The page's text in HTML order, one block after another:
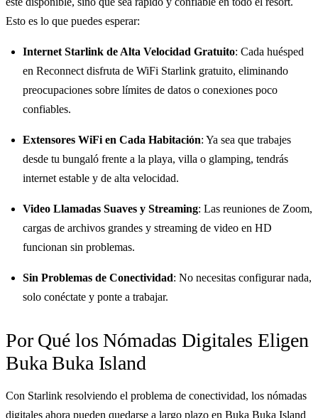
Esto es lo que puedes esperar:
Internet Starlink de Alta Velocidad Gratuito: Cada huésped
en Reconnect disfruta de WiFi Starlink gratuito, eliminando
preocupaciones sobre límites de datos o conexiones poco
confiables.
Extensores WiFi en Cada Habitación: Ya sea que trabajes
desde tu bungaló frente a la playa, villa o glamping, tendrás
internet estable y de alta velocidad.
Video Llamadas Suaves y Streaming: Las reuniones de Zoom,
cargas de archivos grandes y streaming de video en HD
funcionan sin problemas.
Sin Problemas de Conectividad: No necesitas configurar nada,
solo conéctate y ponte a trabajar.
Por Qué los Nómadas Digitales Eligen
Buka Buka Island
Con Starlink resolviendo el problema de conectividad, los nómadas
digitales ahora pueden quedarse a largo plazo en Buka Buka Island